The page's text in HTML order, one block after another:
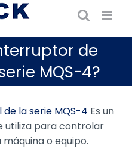
de
MQS-4?
la serie MQS-4 Es un
utiliza para controlar
o equipo.